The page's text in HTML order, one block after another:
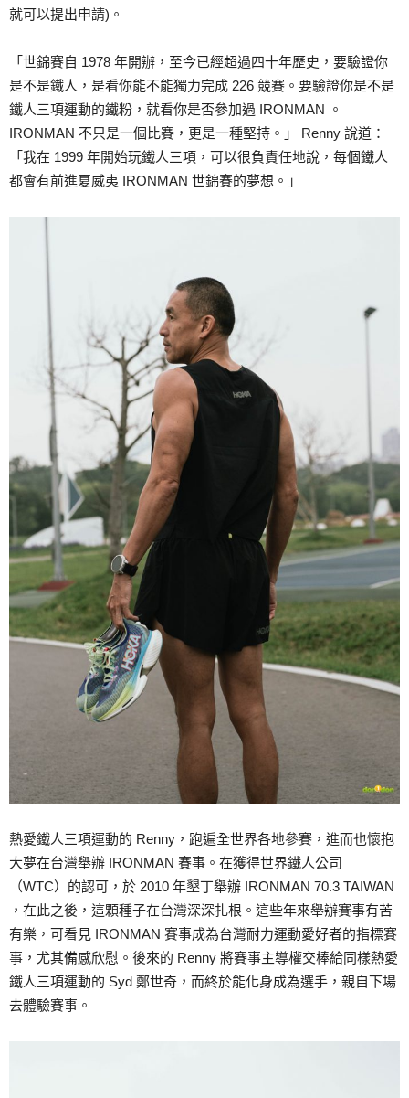
就可以提出申請)。
「世錦賽自 1978 年開辦，至今已經超過四十年歷史，要驗證你
是不是鐵人，是看你能不能獨力完成 226 競賽。要驗證你是不是
鐵人三項運動的鐵粉，就看你是否參加過 IRONMAN 。
IRONMAN 不只是一個比賽，更是一種堅持。」 Renny 說道：
「我在 1999 年開始玩鐵人三項，可以很負責任地說，每個鐵人
都會有前進夏威夷 IRONMAN 世錦賽的夢想。」
熱愛鐵人三項運動的 Renny，跑遍全世界各地參賽，進而也懷抱
大夢在台灣舉辦 IRONMAN 賽事。在獲得世界鐵人公司
（WTC）的認可，於 2010 年墾丁舉辦 IRONMAN 70.3 TAIWAN
，在此之後，這顆種子在台灣深深扎根。這些年來舉辦賽事有苦
有樂，可看見 IRONMAN 賽事成為台灣耐力運動愛好者的指標賽
事，尤其備感欣慰。後來的 Renny 將賽事主導權交棒給同樣熱愛
鐵人三項運動的 Syd 鄭世奇，而終於能化身成為選手，親自下場
去體驗賽事。